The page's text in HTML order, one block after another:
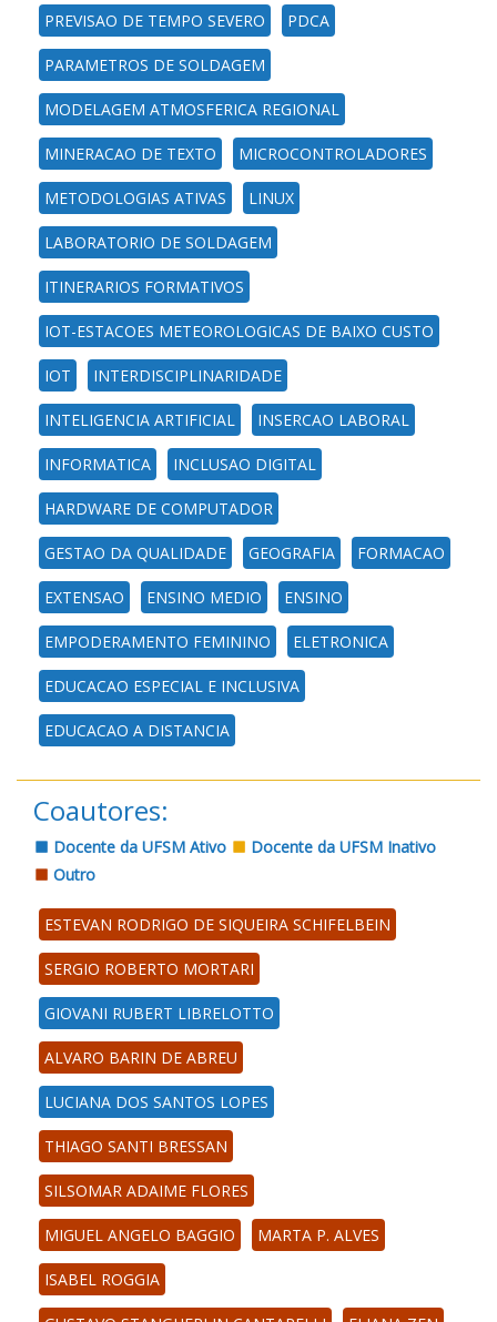
PREVISAO DE TEMPO SEVERO PDCA
PARAMETROS DE SOLDAGEM
MODELAGEM ATMOSFERICA REGIONAL
MINERACAO DE TEXTO MICROCONTROLADORES
METODOLOGIAS ATIVAS LINUX
LABORATORIO DE SOLDAGEM
ITINERARIOS FORMATIVOS
IOT-ESTACOES METEOROLOGICAS DE BAIXO CUSTO
IOT INTERDISCIPLINARIDADE
INTELIGENCIA ARTIFICIAL INSERCAO LABORAL
INFORMATICA INCLUSAO DIGITAL
HARDWARE DE COMPUTADOR
GESTAO DA QUALIDADE GEOGRAFIA FORMACAO
EXTENSAO ENSINO MEDIO ENSINO
EMPODERAMENTO FEMININO ELETRONICA
EDUCACAO ESPECIAL E INCLUSIVA
EDUCACAO A DISTANCIA
Coautores:
Docente da UFSM Ativo
Docente da UFSM Inativo
Outro
ESTEVAN RODRIGO DE SIQUEIRA SCHIFELBEIN
SERGIO ROBERTO MORTARI
GIOVANI RUBERT LIBRELOTTO
ALVARO BARIN DE ABREU
LUCIANA DOS SANTOS LOPES
THIAGO SANTI BRESSAN
SILSOMAR ADAIME FLORES
MIGUEL ANGELO BAGGIO MARTA P. ALVES
ISABEL ROGGIA